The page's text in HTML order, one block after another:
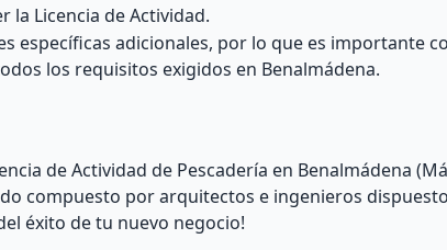
Licencia de Actividad.
específicas adicionales, por lo que es importante
los requisitos exigidos en Benalmádena.
de Actividad de Pescadería en Benalmádena
compuesto por arquitectos e ingenieros
éxito de tu nuevo negocio!